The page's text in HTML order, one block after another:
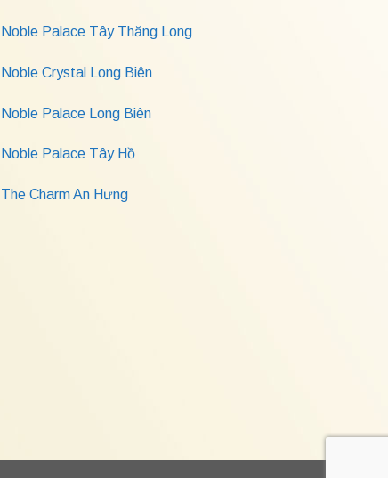
Noble Palace Tây Thăng Long
Noble Crystal Long Biên
Noble Palace Long Biên
Noble Palace Tây Hồ
The Charm An Hưng